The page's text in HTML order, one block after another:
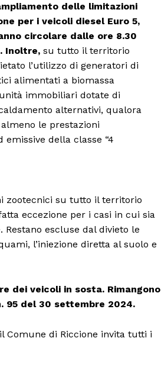
AREEINTERNE
Canale TV 70/80/90
SPORT
delle limitazioni
per i veicoli diesel Euro 5,
circolare dalle ore 8.30
Inoltre, su tutto il territorio
l’utilizzo di generatori di
alimentati a biomassa
immobiliari dotate di
alternativi, qualora
le prestazioni
emissive della classe “4
zootecnici su tutto il territorio
eccezione per i casi in cui sia
escluse dal divieto le
l’iniezione diretta al suolo e
dei veicoli in sosta. Rimangono
95 del 30 settembre 2024.
Comune di Riccione invita tutti i